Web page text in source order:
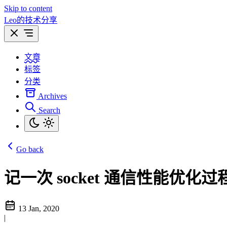
Skip to content
Leo的技术分享
文章
标签
分类
Archives
Search
Go back
记一次 socket 通信性能优化过
13 Jan, 2020
|